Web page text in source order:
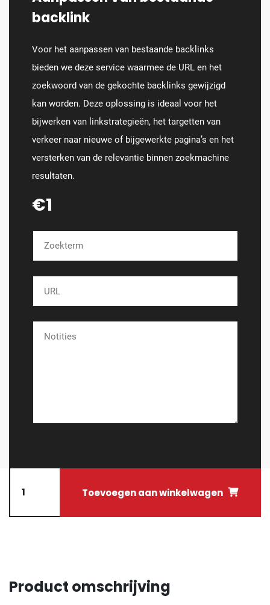
backlink
Voor het aanpassen van bestaande backlinks
bieden we deze service waarmee de URL en het
zoekwoord van de gekochte backlinks gewijzigd
kan worden. Deze oplossing is ideaal voor het
bijwerken van linkstrategieën, het targetten van
verkeer naar nieuwe of bijgewerkte pagina’s en het
versterken van de relevantie binnen zoekmachine
resultaten.
€1
Toevoegen aan winkelwagen
Product omschrijving